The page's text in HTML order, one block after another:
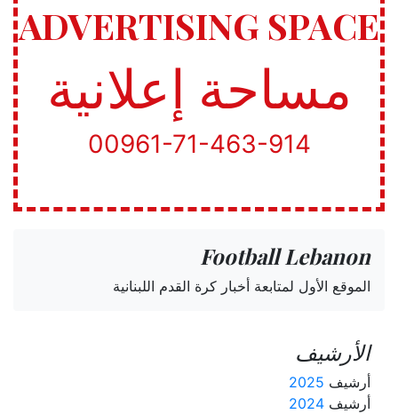
ADVERTISING SPACE
مساحة إعلانية
00961-71-463-914
Football Lebanon
الموقع الأول لمتابعة أخبار كرة القدم اللبنانية
الأرشيف
أرشيف 2025
أرشيف 2024